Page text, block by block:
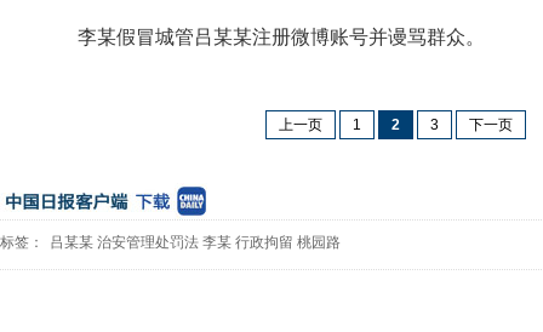
李某假冒城管吕某某注册微博账号并谩骂群众。
上一页 1 2 3 下一页
标签： 吕某某 治安管理处罚法 李某 行政拘留 桃园路